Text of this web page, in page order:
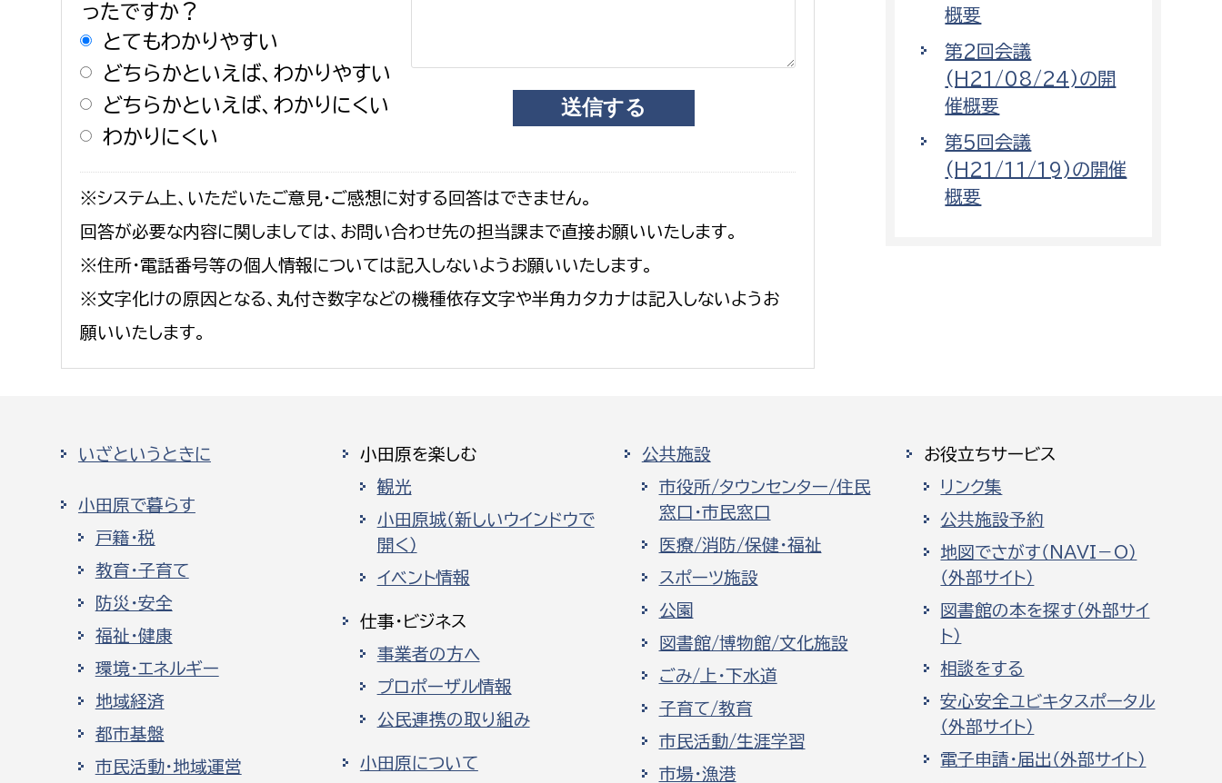
ったですか？
とてもわかりやすい
どちらかといえば、わかりやすい
どちらかといえば、わかりにくい
わかりにくい
※システム上、いただいたご意見・ご感想に対する回答はできません。
回答が必要な内容に関しましては、お問い合わせ先の担当課まで直接お願いいたします。
※住所・電話番号等の個人情報については記入しないようお願いいたします。
※文字化けの原因となる、丸付き数字などの機種依存文字や半角カタカナは記入しないようお
願いいたします。
概要
第2回会議
(H21/08/24)の開
催概要
第5回会議
(H21/11/19)の開催
概要
いざというときに
小田原で暮らす
戸籍・税
教育・子育て
防災・安全
福祉・健康
環境・エネルギー
地域経済
都市基盤
市民活動・地域運営
小田原を楽しむ
観光
小田原城（新しいウインドウで
開く）
イベント情報
仕事・ビジネス
事業者の方へ
プロポーザル情報
公民連携の取り組み
小田原について
公共施設
市役所/タウンセンター/住民
窓口・市民窓口
医療/消防/保健・福祉
スポーツ施設
公園
図書館/博物館/文化施設
ごみ/上・下水道
子育て/教育
市民活動/生涯学習
市場・漁港
お役立ちサービス
リンク集
公共施設予約
地図でさがす（NAVI－O）
（外部サイト）
図書館の本を探す（外部サイ
ト）
相談をする
安心安全ユビキタスポータル
（外部サイト）
電子申請・届出（外部サイト）